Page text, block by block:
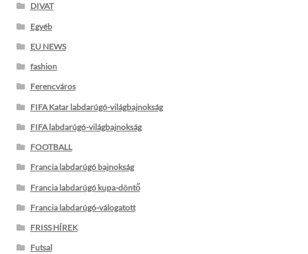
DIVAT
Egyéb
EU NEWS
fashion
Ferencváros
FIFA Katar labdarúgó-világbajnokság
FIFA labdarúgó-világbajnokság
FOOTBALL
Francia labdarúgó bajnokság
Francia labdarúgó kupa-döntő
Francia labdarúgó-válogatott
FRISS HÍREK
Futsal